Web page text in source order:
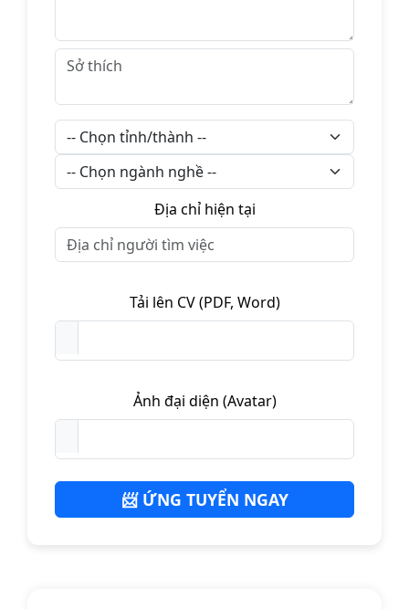
Địa chỉ hiện tại
Tải lên CV (PDF, Word)
Ảnh đại diện (Avatar)
📨 ỨNG TUYỂN NGAY